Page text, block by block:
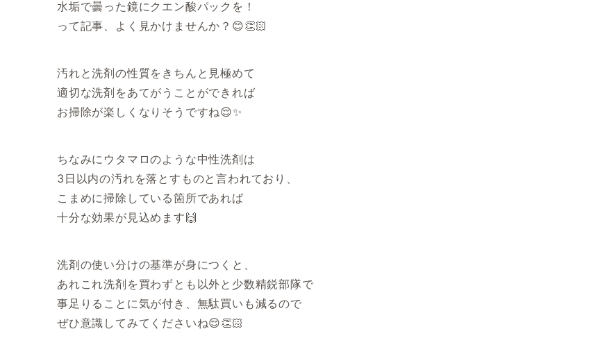
水垢で曇った鏡にクエン酸パックを！
って記事、よく見かけませんか？😊👏🏻
汚れと洗剤の性質をきちんと見極めて
適切な洗剤をあてがうことができれば
お掃除が楽しくなりそうですね😌✨
ちなみにウタマロのような中性洗剤は
3日以内の汚れを落とすものと言われており、
こまめに掃除している箇所であれば
十分な効果が見込めます🙌
洗剤の使い分けの基準が身につくと、
あれこれ洗剤を買わずとも以外と少数精鋭部隊で
事足りることに気が付き、無駄買いも減るので
ぜひ意識してみてくださいね😌👏🏻